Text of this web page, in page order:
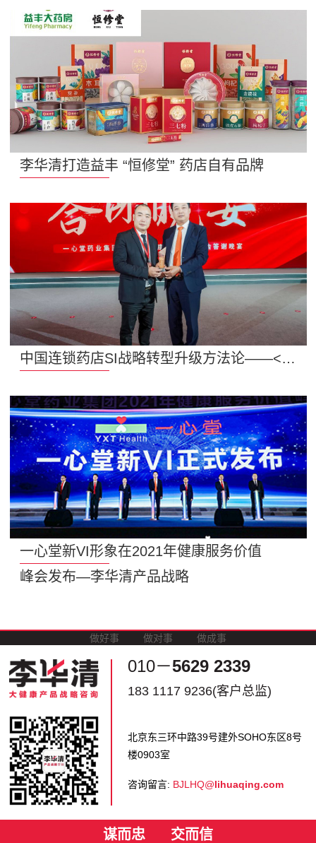
李华清打造益丰 “恒修堂” 药店自有品牌
中国连锁药店SI战略转型升级方法论——<李华清药店4S战略>
一心堂新VI形象在2021年健康服务价值
峰会发布—李华清产品战略
做好事 做对事 做成事
010－5629 2339
183 1117 9236(客户总监)
北京东三环中路39号建外SOHO东区8号
楼0903室
咨询留言: BJLHQ@lihuaqing.com
谋而忠 交而信